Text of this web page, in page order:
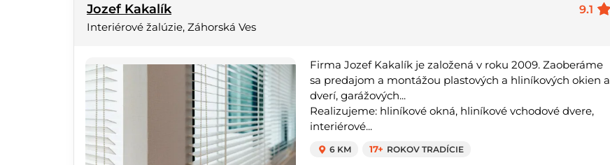
Jozef Kakalík
9.1
Interiérové žalúzie, Záhorská Ves
Firma Jozef Kakalík je založená v roku 2009. Zaoberáme
sa predajom a montážou plastových a hliníkových okien a
dverí, garážových...
Realizujeme: hliníkové okná, hliníkové vchodové dvere,
interiérové...
6 KM 17+ ROKOV TRADÍCIE